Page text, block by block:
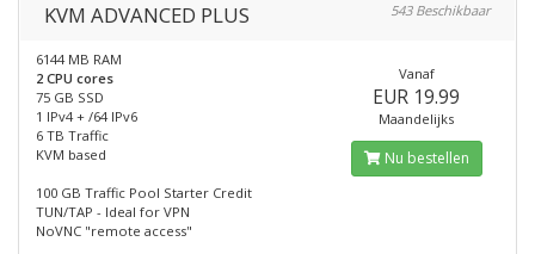
KVM ADVANCED PLUS 543 Beschikbaar
6144 MB RAM
2 CPU cores
75 GB SSD
1 IPv4 + /64 IPv6
6 TB Traffic
KVM based
100 GB Traffic Pool Starter Credit
TUN/TAP - Ideal for VPN
NoVNC "remote access"
Vanaf
EUR 19.99
Maandelijks
Nu bestellen